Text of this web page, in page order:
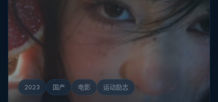
2015 日韩 电影 环球精选